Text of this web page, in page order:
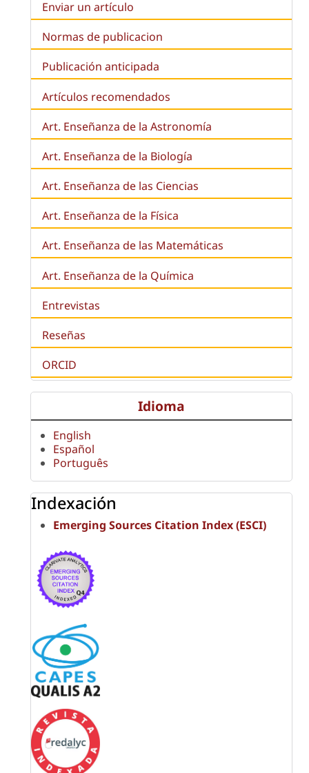
Enviar un artículo
Normas de publicacion
Publicación anticipada
Artículos recomendados
Art. Enseñanza de la Astronomía
Art. Enseñanza de la Biología
Art. Enseñanza de las Ciencias
Art. Enseñanza de la Física
Art. Enseñanza de las Matemáticas
Art. Enseñanza de la Química
Entrevistas
Reseñas
ORCID
Idioma
English
Español
Português
Indexación
Emerging Sources Citation Index (ESCI)